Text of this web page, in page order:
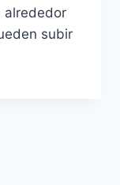
alrededor
subir